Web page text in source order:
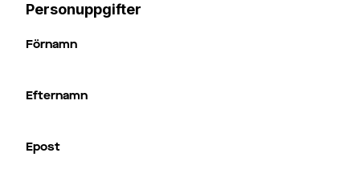
Personuppgifter
Förnamn
Efternamn
Epost